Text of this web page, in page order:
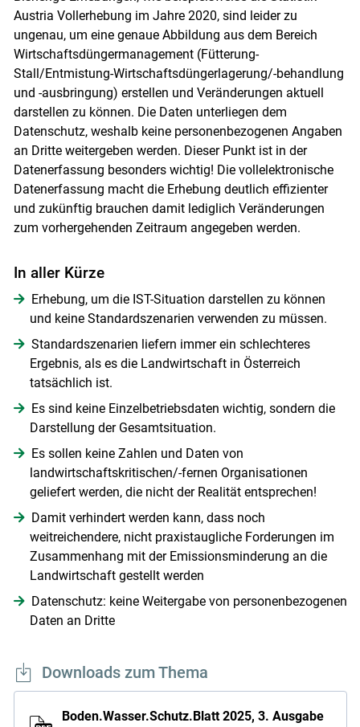
Austria Vollerhebung im Jahre 2020, sind leider zu
ungenau, um eine genaue Abbildung aus dem Bereich
Wirtschaftsdüngermanagement (Fütterung-
Stall/Entmistung-Wirtschaftsdüngerlagerung/-behandlung
und -ausbringung) erstellen und Veränderungen aktuell
darstellen zu können. Die Daten unterliegen dem
Datenschutz, weshalb keine personenbezogenen Angaben
an Dritte weitergeben werden. Dieser Punkt ist in der
Datenerfassung besonders wichtig! Die vollelektronische
Datenerfassung macht die Erhebung deutlich effizienter
und zukünftig brauchen damit lediglich Veränderungen
zum vorhergehenden Zeitraum angegeben werden.
In aller Kürze
Erhebung, um die IST-Situation darstellen zu können
und keine Standardszenarien verwenden zu müssen.
Standardszenarien liefern immer ein schlechteres
Ergebnis, als es die Landwirtschaft in Österreich
tatsächlich ist.
Es sind keine Einzelbetriebsdaten wichtig, sondern die
Darstellung der Gesamtsituation.
Es sollen keine Zahlen und Daten von
landwirtschaftskritischen/-fernen Organisationen
geliefert werden, die nicht der Realität entsprechen!
Damit verhindert werden kann, dass noch
weitreichendere, nicht praxistaugliche Forderungen im
Zusammenhang mit der Emissionsminderung an die
Landwirtschaft gestellt werden
Datenschutz: keine Weitergabe von personenbezogenen
Daten an Dritte
Downloads zum Thema
Boden.Wasser.Schutz.Blatt 2025, 3. Ausgabe